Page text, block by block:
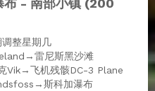
布 - 南部小镇 (200
整星期几
雷尼斯黑沙滩
Vik→飞机残骸DC-3 Plane
斯科加瀑布